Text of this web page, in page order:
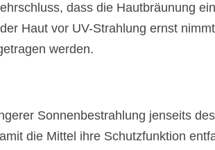
dass die Hautbräunung ein
Haut vor UV-Strahlung ernst
werden.
Sonnenbestrahlung jenseits des
die Mittel ihre Schutzfunktion